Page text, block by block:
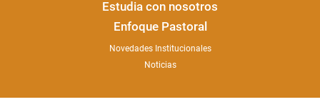
Estudia con nosotros
Enfoque Pastoral
Novedades Institucionales
Noticias